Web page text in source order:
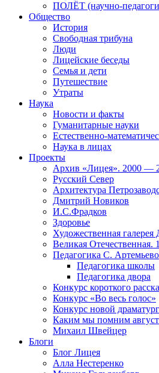
ПОЛЁТ (научно-
Общество
История
Свободная трибуна
Люди
Лицейские беседы
Семья и дети
Путешествие
Утраты
Наука
Новости и факты
Гуманитарные науки
Естественно-
Наука в лицах
Проекты
Архив «Лицея». 2000 —
Русский Север
Архитектура
Дмитрий Новиков
И.С.Фрадков
Здоровье
Художественная
Великая
Педагогика С.
Педагогика школы
Педагогика двора
Конкурс короткого
Конкурс «Во весь голос»
Конкурс новой
Каким мы помним
Михаил Швейцер
Блоги
Блог Лицея
Алла Нестеренко